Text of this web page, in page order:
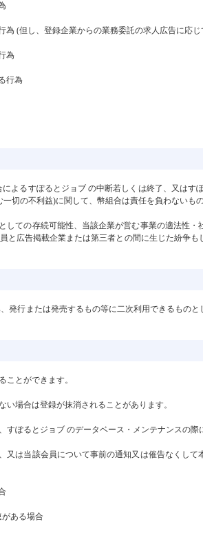
(但し、登録企業からの業務委託の求人広告に応
為
行為
よるすぽるとジョブ の中断若しくは終了、又はす
切の不利益)に関して、幣組合は責任を負わないもの
ての存続可能性、当該企業が営む事業の適法性
広告掲載企業または第三者との間に生じた紛争
行または発売するもの等に二次利用できるもの
ことができます。
場合は登録が抹消されることがあります。
ぽるとジョブ のデータベース・メンテナンスの際
は当該会員について事前の通知又は催告なくし
ある場合